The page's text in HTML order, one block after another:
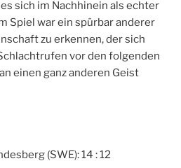
sich im Nachhinein als echter
Spiel war ein spürbar anderer
zu erkennen, der sich
vor den folgenden
einen ganz anderen Geist
(SWE): 14 : 12